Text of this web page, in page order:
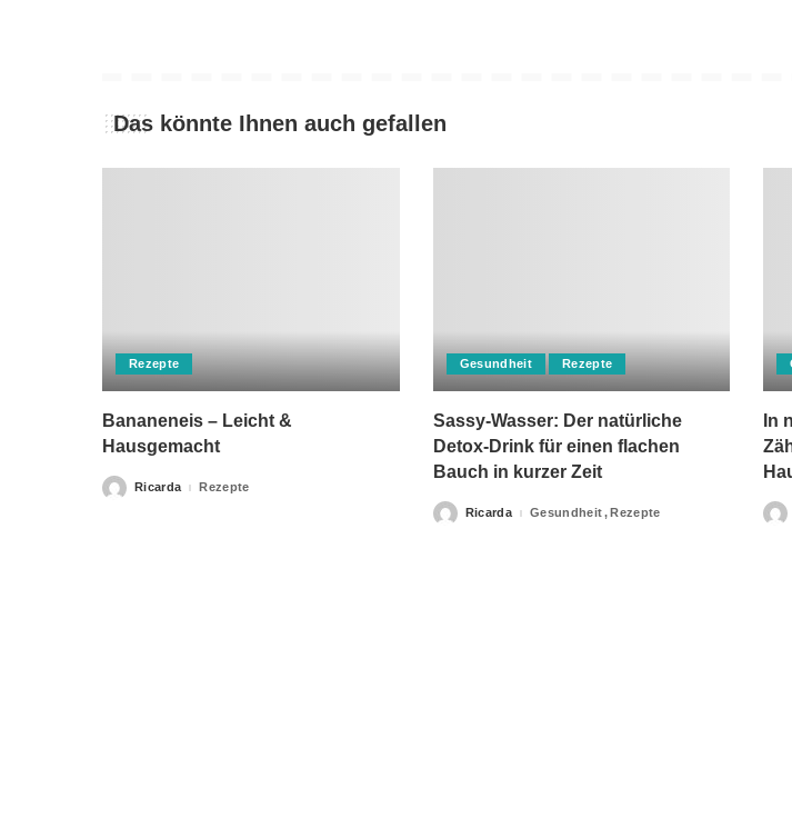
Das könnte Ihnen auch gefallen
Rezepte
Bananeneis – Leicht &
Hausgemacht
PostedRicarda Rezepte
Gesundheit Rezepte
Sassy-Wasser: Der natürliche
Detox-Drink für einen flachen
Bauch in kurzer Zeit
PostedRicarda Gesundheit Rezepte
In